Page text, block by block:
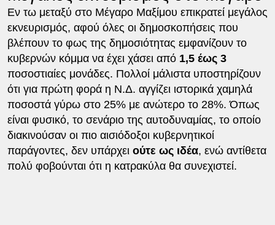
Εν τω μεταξύ στο Μέγαρο Μαξίμου επικρατεί μεγάλος
εκνευρισμός, αφού όλες οι δημοσκοπήσεις που
βλέπουν το φως της δημοσιότητας εμφανίζουν το
κυβερνών κόμμα να έχει χάσει από 1,5 έως 3
ποσοστιαίες μονάδες. Πολλοί μάλιστα υποστηρίζουν
ότι για πρώτη φορά η Ν.Δ. αγγίζει ιστορικά χαμηλά
ποσοστά γύρω στο 25% με ανώτερο το 28%. Όπως
είναι φυσικό, το σενάριο της αυτοδυναμίας, το οποίο
διακινούσαν οι πιο αισιόδοξοι κυβερνητικοί
παράγοντες, δεν υπάρχει ούτε ως ιδέα, ενώ αντίθετα
πολύ φοβούνται ότι η κατρακύλα θα συνεχιστεί.